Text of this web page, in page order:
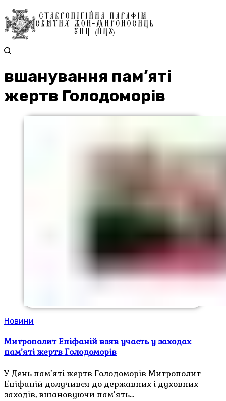
вшанування пам’яті
жертв Голодоморів
Новини
Митрополит Епіфаній взяв участь у заходах
пам’яті жертв Голодоморів
У День пам’яті жертв Голодоморів Митрополит
Епіфаній долучився до державних і духовних
заходів, вшановуючи пам’ять…